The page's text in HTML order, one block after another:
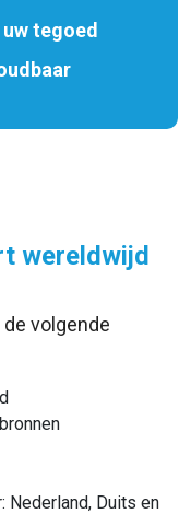
tegoed
wereldwijd
volgende
Nederland, Duits en